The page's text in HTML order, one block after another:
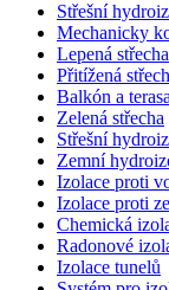
Střešní
Mechanicky
Lepená střecha
Přitížená
Balkón a terasa
Zelená střecha
Střešní
Zemní
Izolace proti
Izolace proti
Chemická
Radonové
Izolace tunelů